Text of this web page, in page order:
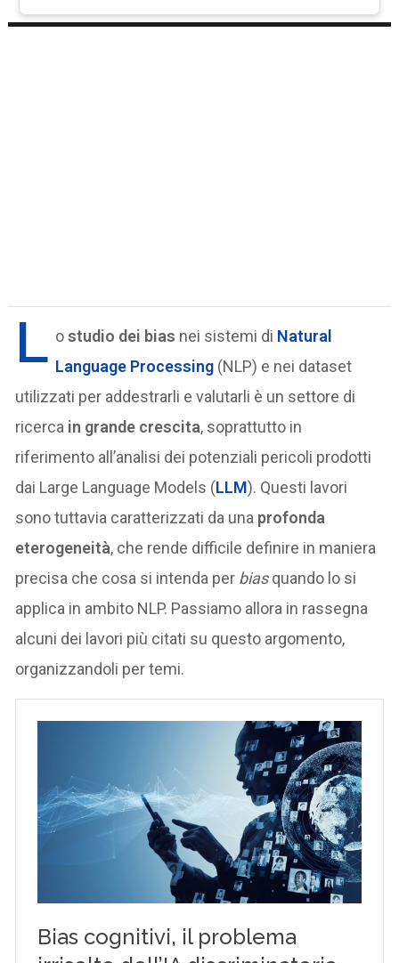
L ostudio dei bias nei sistemi di Natural
Language Processing (NLP) e nei dataset
utilizzati per addestrarli e valutarli è un settore di
ricerca in grande crescita, soprattutto in
riferimento all’analisi dei potenziali pericoli prodotti
dai Large Language Models (LLM). Questi lavori
sono tuttavia caratterizzati da una profonda
eterogeneità, che rende difficile definire in maniera
precisa che cosa si intenda per biasquando lo si
applica in ambito NLP. Passiamo allora in rassegna
alcuni dei lavori più citati su questo argomento,
organizzandoli per temi.